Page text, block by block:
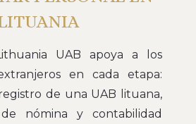
UAB apoya a los
en cada etapa:
de una UAB lituana,
nómina y contabilidad